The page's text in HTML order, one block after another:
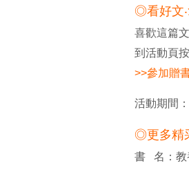
◎看好文
喜歡這篇
到活動頁
>>參加贈
活動期間
◎更多精
書 名：教